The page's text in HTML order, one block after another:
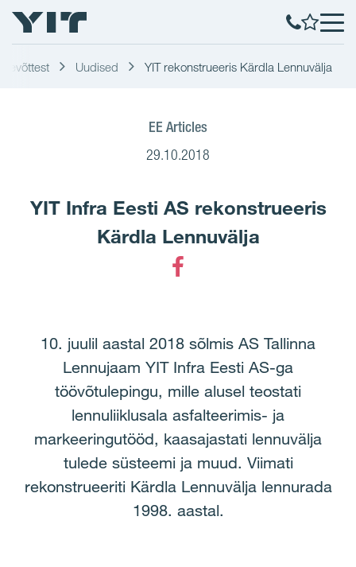
Uudised YIT rekonstrueeris Kärdla Lennuvälja
EE Articles
29.10.2018
YIT Infra Eesti AS rekonstrueeris
Kärdla Lennuvälja
10. juulil aastal 2018 sõlmis AS Tallinna
Lennujaam YIT Infra Eesti AS-ga
töövõtulepingu, mille alusel teostati
lennuliiklusala asfalteerimis- ja
markeeringutööd, kaasajastati lennuvälja
tulede süsteemi ja muud. Viimati
rekonstrueeriti Kärdla Lennuvälja lennurada
1998. aastal.